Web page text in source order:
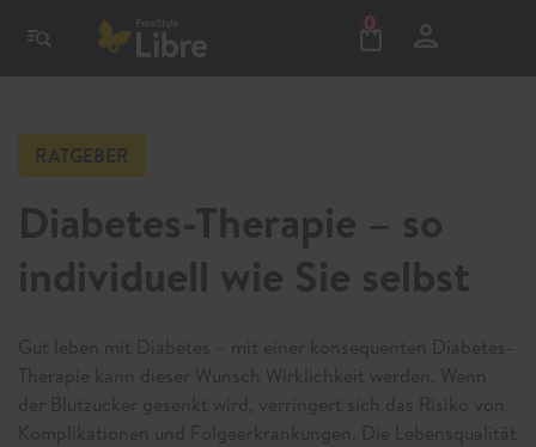
0
RATGEBER
Diabetes-Therapie – so
individuell wie Sie selbst
Gut leben mit Diabetes – mit einer konsequenten Diabetes-
Therapie kann dieser Wunsch Wirklichkeit werden. Wenn
der Blutzucker gesenkt wird, verringert sich das Risiko von
Komplikationen und Folgeerkrankungen. Die Lebensqualität